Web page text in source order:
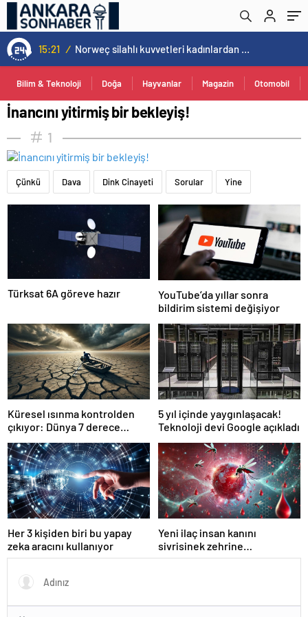
15:21 / Norweç silahlı kuvvetleri kadınlardan oluşan özel kuvvetler eğitimlerini başlattı.
Bilim & Teknoloji Doğa Hayvanlar Magazin Otomobil
İnancını yitirmiş bir bekleyiş!
1
Çünkü Dava Dink Cinayeti Sorular Yine
Türksat 6A göreve hazır
YouTube’da yıllar sonra
bildirim sistemi değişiyor
Küresel ısınma kontrolden
çıkıyor: Dünya 7 derece
ısınabilir
5 yıl içinde yaygınlaşacak!
Teknoloji devi Google açıkladı
Her 3 kişiden biri bu yapay
zeka aracını kullanıyor
Yeni ilaç insan kanını
sivrisinek zehrine
dönüştürüyor!